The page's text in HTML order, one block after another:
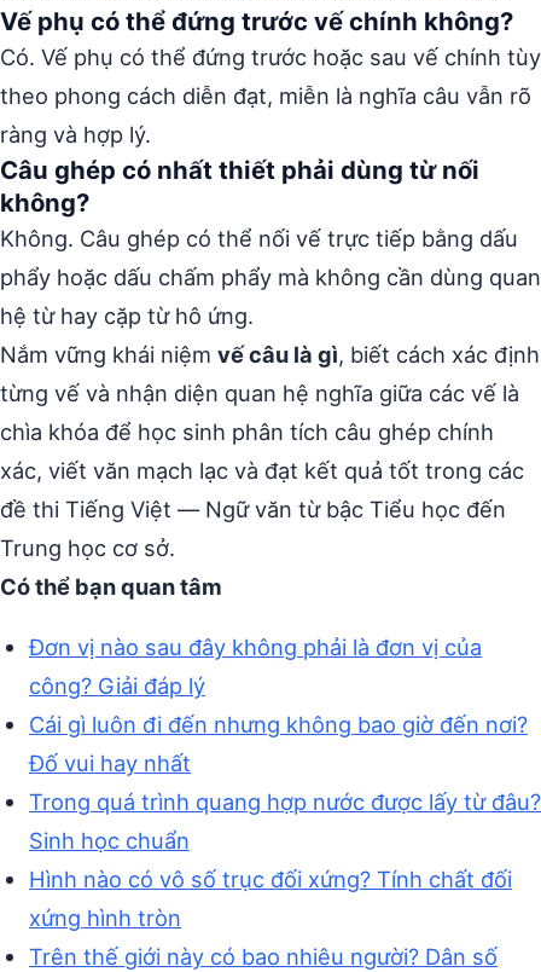
Vế phụ có thể đứng trước vế chính không?
Có. Vế phụ có thể đứng trước hoặc sau vế chính tùy
theo phong cách diễn đạt, miễn là nghĩa câu vẫn rõ
ràng và hợp lý.
Câu ghép có nhất thiết phải dùng từ nối
không?
Không. Câu ghép có thể nối vế trực tiếp bằng dấu
phẩy hoặc dấu chấm phẩy mà không cần dùng quan
hệ từ hay cặp từ hô ứng.
Nắm vững khái niệm vế câu là gì, biết cách xác định
từng vế và nhận diện quan hệ nghĩa giữa các vế là
chìa khóa để học sinh phân tích câu ghép chính
xác, viết văn mạch lạc và đạt kết quả tốt trong các
đề thi Tiếng Việt — Ngữ văn từ bậc Tiểu học đến
Trung học cơ sở.
Có thể bạn quan tâm
Đơn vị nào sau đây không phải là đơn vị của
công? Giải đáp lý
Cái gì luôn đi đến nhưng không bao giờ đến nơi?
Đố vui hay nhất
Trong quá trình quang hợp nước được lấy từ đâu?
Sinh học chuẩn
Hình nào có vô số trục đối xứng? Tính chất đối
xứng hình tròn
Trên thế giới này có bao nhiêu người? Dân số